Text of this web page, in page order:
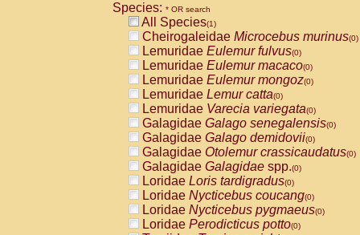
CebidaeCebus capucinus
CebidaeCebus nigrivittatus
CebidaeCebus spp.(0)
CebidaeSaimiri boliviensis(0)
CebidaeSaimiri sciureus(0)
AtelidaeAlouatta caraya(0)
AtelidaeAlouatta fusca(0)
AtelidaeAlouatta seniculus(0)
AtelidaeAlouattaspp.(0)
AtelidaeAteles belzebuth(0)
AtelidaeAteles geoffroyi(0)
AtelidaeAteles paniscus(0)
AtelidaeAtelesspp.(0)
AtelidaeLagothrix lagothricha(0)
AtelidaeLagothrix lagothricha cana
PitheciidaeCacajao calvus
Species: * OR search
All Species(1)
Cheirogaleidae Microcebus murinus(0)
Lemuridae Eulemur fulvus(0)
Lemuridae Eulemur macaco(0)
Lemuridae Eulemur mongoz(0)
Lemuridae Lemur catta(0)
Lemuridae Varecia variegata(0)
Galagidae Galago senegalensis(0)
Galagidae Galago demidovii(0)
Galagidae Otolemur crassicaudatus(0)
Galagidae Galagidae spp.(0)
Loridae Loris tardigradus(0)
Loridae Nycticebus coucang(0)
Loridae Nycticebus pygmaeus(0)
Loridae Perodicticus potto(0)